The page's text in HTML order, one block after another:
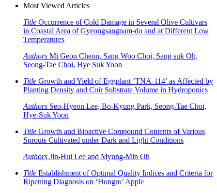
Most Viewed Articles
Title Occurrence of Cold Damage in Several Olive Cultivars
in Coastal Area of Gyeongsangnam-do and at Different Low
Temperatures
Authors Mi Geon Cheon, Sang Woo Choi, Sang suk Oh,
Seong-Tae Choi, Hye Suk Yoon
Title Growth and Yield of Eggplant ‘TNA-114’ as Affected by
Planting Density and Coir Substrate Volume in Hydroponics
Authors Seo-Hyeon Lee, Bo-Kyung Park, Seong-Tae Choi,
Hye-Suk Yoon
Title Growth and Bioactive Compound Contents of Various
Sprouts Cultivated under Dark and Light Conditions
Authors Jin-Hui Lee and Myung-Min Oh
Title Establishment of Optimal Quality Indices and Criteria for
Ripening Diagnosis on ‘Hongro’ Apple